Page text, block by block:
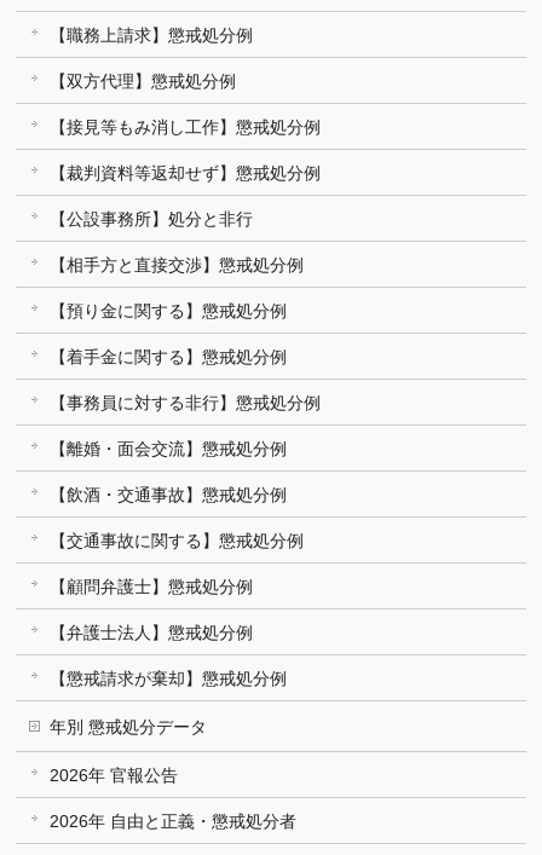
【職務上請求】懲戒処分例
【双方代理】懲戒処分例
【接見等もみ消し工作】懲戒処分例
【裁判資料等返却せず】懲戒処分例
【公設事務所】処分と非行
【相手方と直接交渉】懲戒処分例
【預り金に関する】懲戒処分例
【着手金に関する】懲戒処分例
【事務員に対する非行】懲戒処分例
【離婚・面会交流】懲戒処分例
【飲酒・交通事故】懲戒処分例
【交通事故に関する】懲戒処分例
【顧問弁護士】懲戒処分例
【弁護士法人】懲戒処分例
【懲戒請求が棄却】懲戒処分例
年別 懲戒処分データ
2026年 官報公告
2026年 自由と正義・懲戒処分者